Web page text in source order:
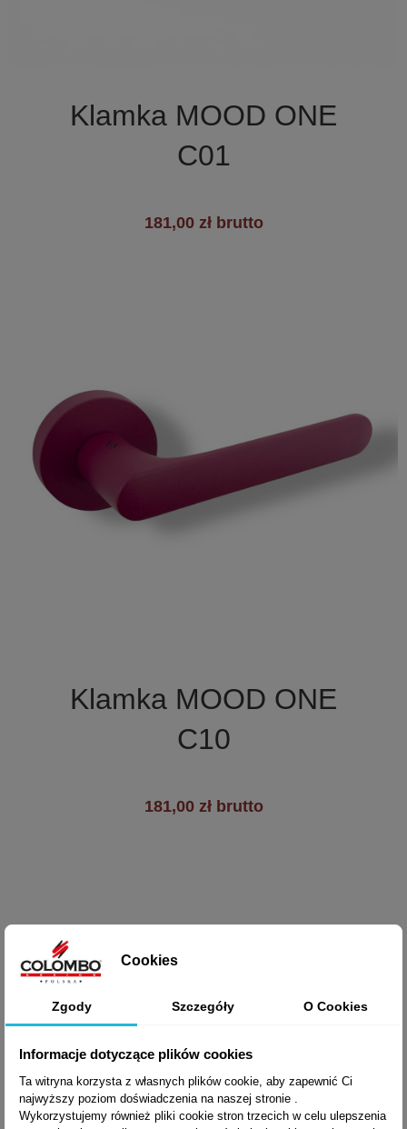
Klamka MOOD ONE
C01
181,00 zł brutto
Klamka MOOD ONE
C10
181,00 zł brutto
Cookies
Zgody Szczegóły O Cookies
Informacje dotyczące plików cookies
Ta witryna korzysta z własnych plików cookie, aby zapewnić Ci
najwyższy poziom doświadczenia na naszej stronie .
Wykorzystujemy również pliki cookie stron trzecich w celu ulepszenia